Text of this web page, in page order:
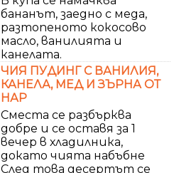
бананът, заедно с меда,
разтопеното кокосово
масло, ванилията и
канелата.
ЧИЯ ПУДИНГ С ВАНИЛИЯ,
КАНЕЛА, МЕД И ЗЪРНА ОТ
НАР
Сместа се разбърква
добре и се оставя за 1
вечер в хладилника,
докато чията набъбне
След това десертът се